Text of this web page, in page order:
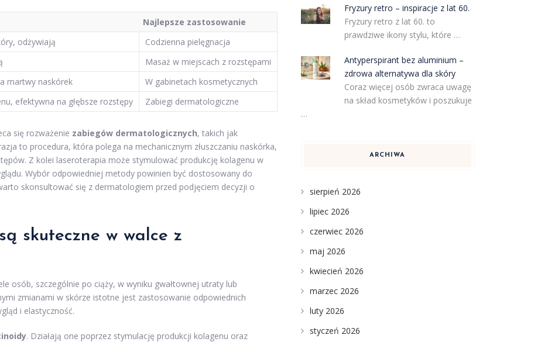
Najlepsze zastosowanie
odżywiają
Codzienna pielęgnacja
Masaż w miejscach z rozstępami
martwy naskórek
W gabinetach kosmetycznych
efektywna na głębsze rozstępy Zabiegi dermatologiczne
się rozważenie zabiegów dermatologicznych, takich jak
to procedura, która polega na mechanicznym złuszczaniu naskórka,
Z kolei laseroterapia może stymulować produkcję kolagenu w
Wybór odpowiedniej metody powinien być dostosowany do
skonsultować się z dermatologiem przed podjęciem decyzji o
skuteczne w walce z
osób, szczególnie po ciąży, w wyniku gwałtownej utraty lub
zmianami w skórze istotne jest zastosowanie odpowiednich
i elastyczność.
. Działają one poprzez stymulację produkcji kolagenu oraz
Fryzury retro – inspiracje z lat 60.
Fryzury retro z lat 60. to
prawdziwe ikony stylu, które …
Antyperspirant bez aluminium –
zdrowa alternatywa dla skóry
Coraz więcej osób zwraca uwagę
na skład kosmetyków i poszukuje
…
ARCHIWA
sierpień 2026
lipiec 2026
czerwiec 2026
maj 2026
kwiecień 2026
marzec 2026
luty 2026
styczeń 2026